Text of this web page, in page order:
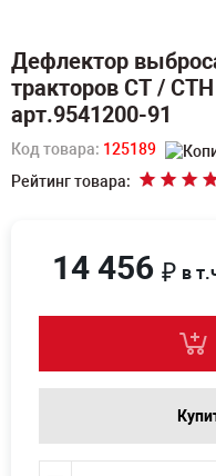
Дефлектор
тракторов СТ /
арт.9541200-91
Код товара: 125189
Рейтинг товара:
14 456 ₽ в